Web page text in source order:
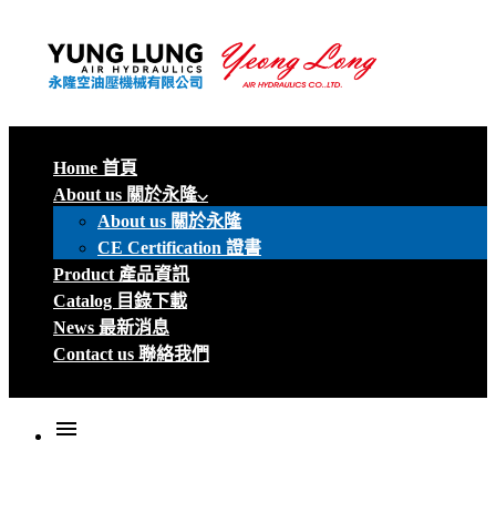
Home 首頁
About us 關於永隆
About us 關於永隆
CE Certification 證書
Product 產品資訊
Catalog 目錄下載
News 最新消息
Contact us 聯絡我們
menu